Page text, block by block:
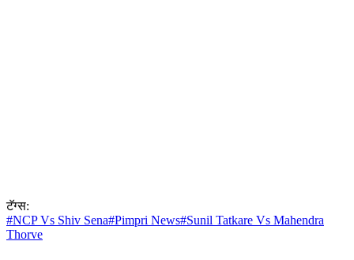
टॅग्स:
#NCP Vs Shiv Sena#Pimpri News#Sunil Tatkare Vs Mahendra
Thorve